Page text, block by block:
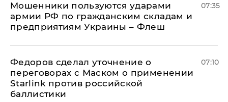
Мошенники пользуются ударами
армии РФ по гражданским складам и
предприятиям Украины – Флеш
07:35
Федоров сделал уточнение о
переговорах с Маском о применении
Starlink против российской
баллистики
07:10